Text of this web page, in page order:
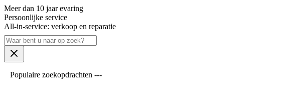
Meer dan 10 jaar evaring
Persoonlijke service
All-in-service: verkoop en reparatie
Populaire zoekopdrachten ---